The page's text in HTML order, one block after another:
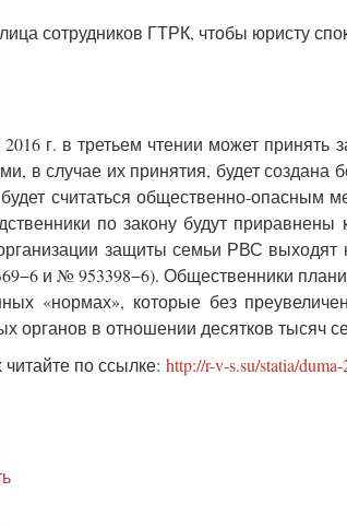
сотрудников ГТРК, чтобы юристу
г. в третьем чтении может
в случае их принятия, будет создана
считаться общественно-опасным
по закону будут
защиты семьи РВС
и № 953398−6). Общественники
«нормах», которые без
органов в отношении десятков тысяч
по ссылке: http://r-v-s.su/statia/